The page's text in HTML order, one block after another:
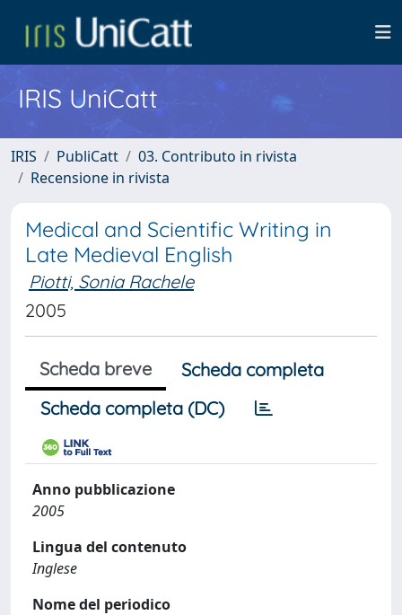
IRIS UniCatt
IRIS PubliCatt
03. Contributo in rivista
Recensione in rivista
Medical and Scientific Writing in
Late Medieval English
Piotti, Sonia Rachele
2005
Scheda breve
Scheda completa
Scheda completa (DC)
Anno pubblicazione
2005
Lingua del contenuto
Inglese
Nome del periodico